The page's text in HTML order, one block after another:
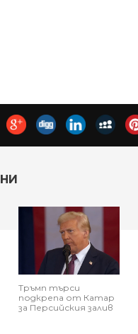
Тръмп търси
подкрепа от Катар
за Персийския залив